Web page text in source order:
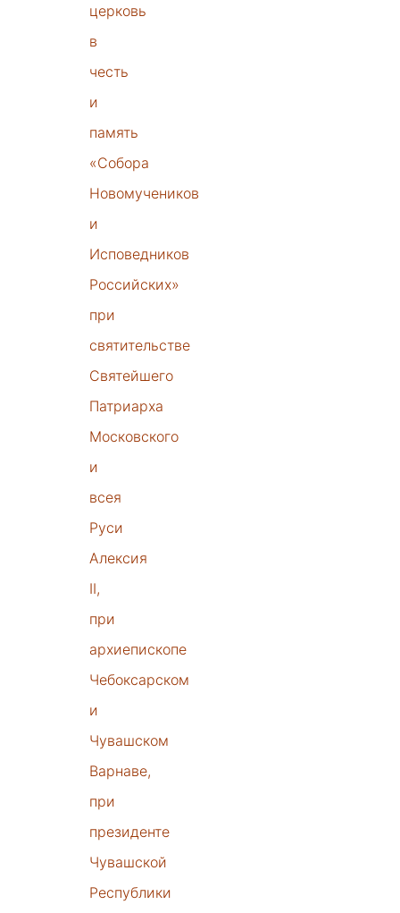
церковь
в
честь
и
память
«Собора
Новомучеников
и
Исповедников
Российских»
при
святительстве
Святейшего
Патриарха
Московского
и
всея
Руси
Алексия
II,
при
архиепископе
Чебоксарском
и
Чувашском
Варнаве,
при
президенте
Чувашской
Республики